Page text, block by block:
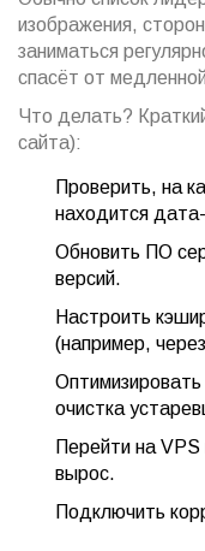
изображения,
заниматься
спасёт от медленной
Что делать?
сайта):
Проверить, на
находится
Обновить ПО
версий.
Настроить
(например,
очистка
Перейти на
вырос.
Подключить